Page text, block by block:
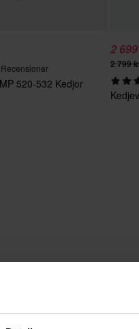
520-532 Kedjor
2
2 799